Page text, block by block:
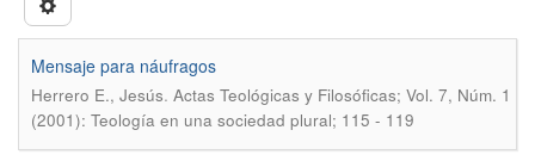
Mensaje para náufragos
Herrero E., Jesús. Actas Teológicas y Filosóficas; Vol. 7, Núm. 1
(2001): Teología en una sociedad plural; 115 - 119